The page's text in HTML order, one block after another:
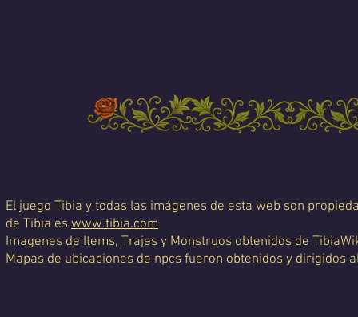
El juego Tibia y todas las imágenes de esta web son
de Tibia es www.tibia.com
Imagenes de Items, Trajes y Monstruos obtenidos de
Mapas de ubicaciones de npcs fueron obtenidos y dirigidos